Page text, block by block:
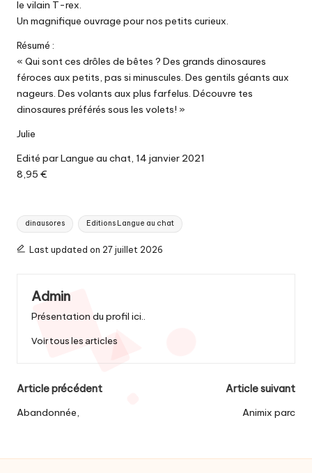
le vilain T-rex.
Un magnifique ouvrage pour nos petits curieux.
Résumé :
« Qui sont ces drôles de bêtes ? Des grands dinosaures
féroces aux petits, pas si minuscules. Des gentils géants aux
nageurs. Des volants aux plus farfelus. Découvre tes
dinosaures préférés sous les volets! »
Julie
Edité par Langue au chat, 14 janvier 2021
8,95 €
Tags:
dinausores Editions Langue au chat
Last updated on 27 juillet 2026
Admin
Présentation du profil ici..
Voir tous les articles
Post
navigation
Article précédent
Abandonnée,
Article suivant
Animix parc